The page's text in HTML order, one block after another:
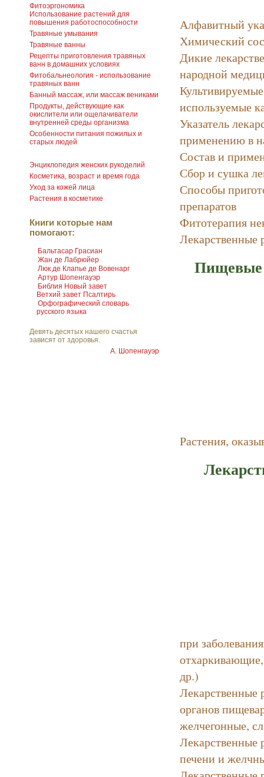
Алфавитный
Химический
Дикие
народной
используемые
Указатель
применению в
Состав и
Сбор и сушка
Способы
препаратов
Фитотерапия
Лекарственные
Пищевые
Растения,
при
др.)
Лекарственные
органов
желчегонные,
Лекарственные
печени и
Фитоэргономика
Использование растений для
повышения работоспособности
Травяные умывания
Травяные ванны
Рецепты приготовления травяных
ванн в домашних условиях
Фитобальнеология - использование
травяных ванн
Банный массаж, или массаж вениками
Продукты, действующие как
окислители или ощелачиватели
внутренней среды организма
Особенности питания пожилых и
старых людей
Энциклопедия женских рукоделий
Косметика, возраст и время года
Уход за кожей лица
Растения в косметике
Книги которые нам
помогают:
Бальтасар Грасиан
Жан де Лабрюйер
Люк де Клапье де Вовенарг
Артур Шопенгауэр
Библия Новый завет
Ветхий завет Псалтирь
Орфографический словарь
русского языка
Девять десятых нашего счастья
зависят от здоровья.
А. Шопенгауэр